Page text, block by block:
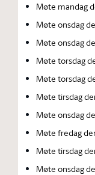
Møte mandag
Møte onsdag
Møte onsdag
Møte torsdag
Møte torsdag
Møte tirsdag
Møte onsdag
Møte fredag
Møte tirsdag
Møte onsdag